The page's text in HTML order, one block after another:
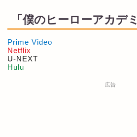
「僕のヒーローアカデ
Prime Video
Netflix
U-NEXT
Hulu
広告